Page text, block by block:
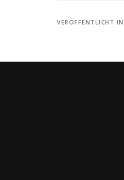
VERÖFFENTLICHT IN